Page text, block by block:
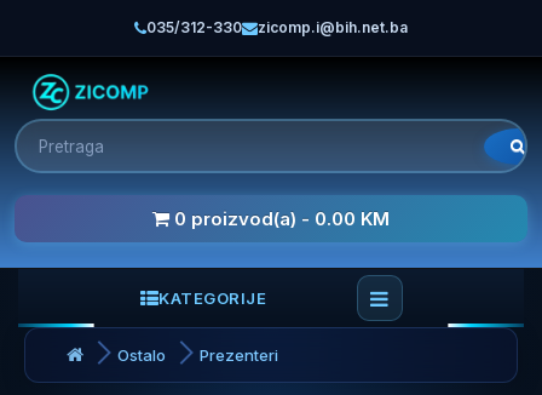
035/312-330 zicomp.i@bih.net.ba
0 proizvod(a) - 0.00 KM
KATEGORIJE
Ostalo Prezenteri